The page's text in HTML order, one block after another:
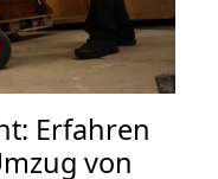
Erfahren
von